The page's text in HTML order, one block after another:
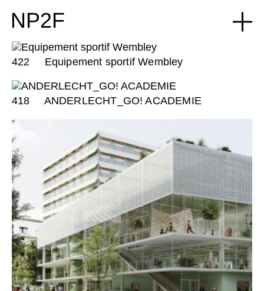
NP2F
422 Equipement sportif Wembley
418 ANDERLECHT_GO! ACADEMIE